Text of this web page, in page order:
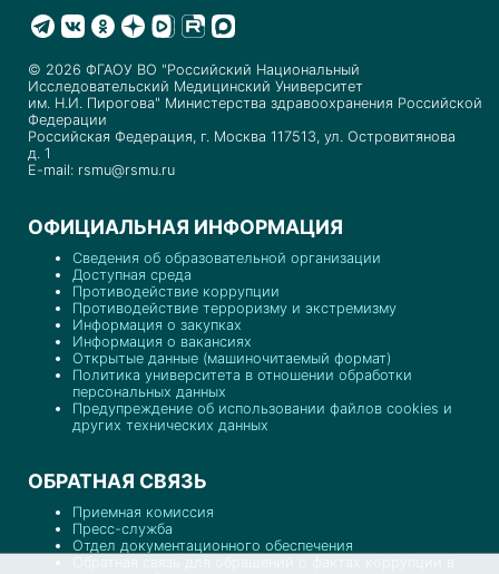
© 2026 ФГАОУ ВО "Российский Национальный
Исследовательский Медицинский Университет
им. Н.И. Пирогова" Министерства здравоохранения Российской
Федерации
Российская Федерация, г. Москва 117513, ул. Островитянова
д. 1
E-mail: rsmu@rsmu.ru
ОФИЦИАЛЬНАЯ ИНФОРМАЦИЯ
Сведения об образовательной организации
Доступная среда
Противодействие коррупции
Противодействие терроризму и экстремизму
Информация о закупках
Информация о вакансиях
Открытые данные (машиночитаемый формат)
Политика университета в отношении обработки
персональных данных
Предупреждение об использовании файлов cookies и
других технических данных
ОБРАТНАЯ СВЯЗЬ
Приемная комиссия
Пресс-служба
Отдел документационного обеспечения